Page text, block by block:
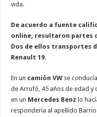
vida.
De acuerdo a fuente
online, resultaron partes
Dos de ellos transportes
Renault 19.
En un camión VW se
de Arrufó, 45 años de edad y
en un Mercedes Benz lo
respondería al apellido